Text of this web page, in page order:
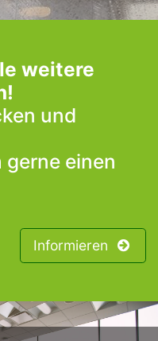
weitere
und
einen
Informieren